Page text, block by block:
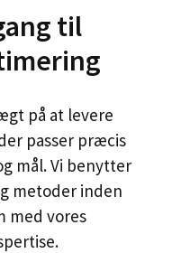
til
på at levere
passer præcis
mål. Vi benytter
metoder inden
med vores